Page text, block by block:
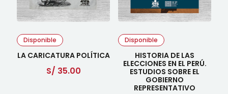
Disponible
LA CARICATURA POLÍTICA
S/ 35.00
Disponible
HISTORIA DE LAS
ELECCIONES EN EL PERÚ.
ESTUDIOS SOBRE EL
GOBIERNO
REPRESENTATIVO